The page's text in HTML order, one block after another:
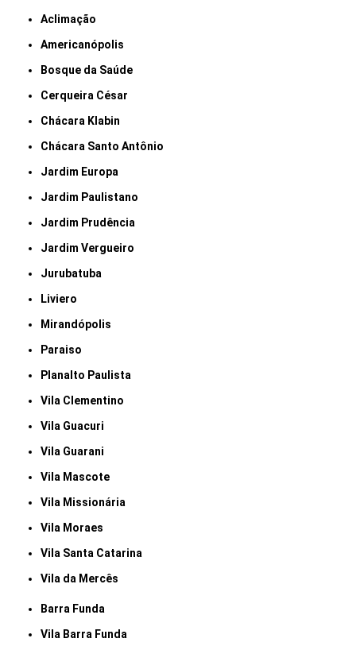
Aclimação
Americanópolis
Bosque da Saúde
Cerqueira César
Chácara Klabin
Chácara Santo Antônio
Jardim Europa
Jardim Paulistano
Jardim Prudência
Jardim Vergueiro
Jurubatuba
Liviero
Mirandópolis
Paraiso
Planalto Paulista
Vila Clementino
Vila Guacuri
Vila Guarani
Vila Mascote
Vila Missionária
Vila Moraes
Vila Santa Catarina
Vila da Mercês
Barra Funda
Vila Barra Funda